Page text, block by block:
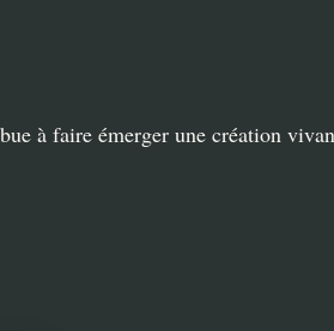
à faire émerger une création